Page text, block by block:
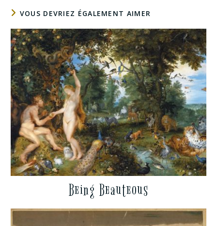
VOUS DEVRIEZ ÉGALEMENT AIMER
Being Beauteous